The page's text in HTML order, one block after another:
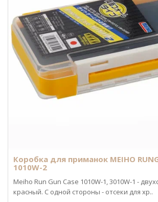
Коробка для приманок MEIHO
1010W-2
Meiho Run Gun Case 1010W-1, 3010W-1 -
красный. С одной стороны - отсеки для хр..